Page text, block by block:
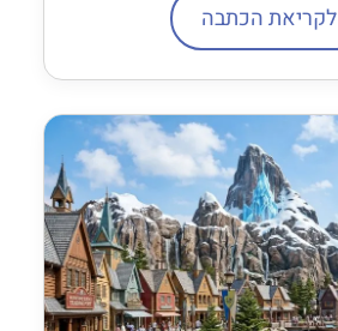
לקריאת הכתבה